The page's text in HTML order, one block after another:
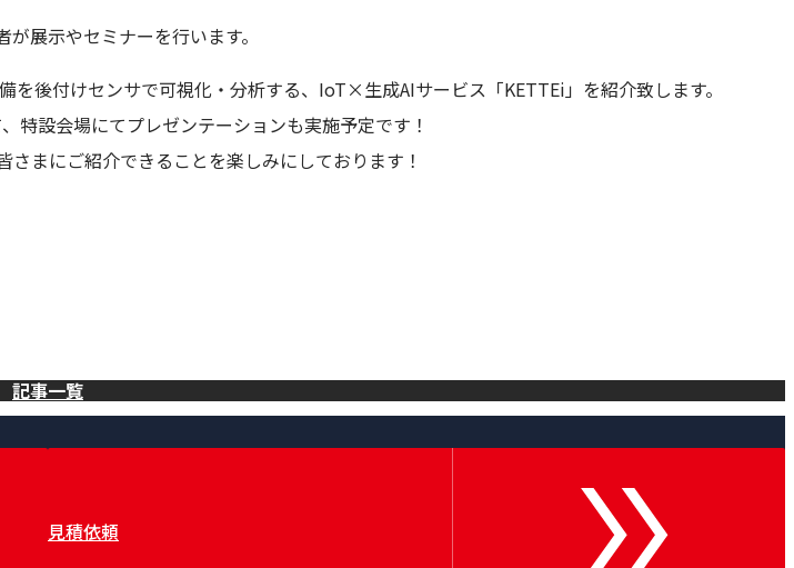
展示やセミナーを行います。
後付けセンサで可視化・分析する、IoT×生成AIサービス「KETTEi」を紹介致します。
設会場にてプレゼンテーションも実施予定です！
まにご紹介できることを楽しみにしております！
記事一覧
見積依頼